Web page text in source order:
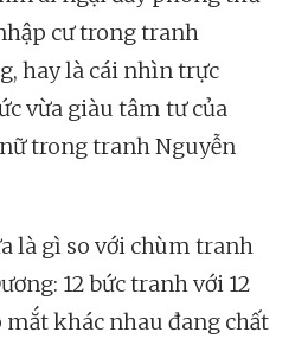
cư trong tranh
hay là cái nhìn trực
vừa giàu tâm tư của
trong tranh Nguyễn
là gì so với chùm tranh
12 bức tranh với 12
mắt khác nhau đang chất